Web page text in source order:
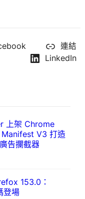
連結
LinkedIn
上架 Chrome
V3 打造
告攔截器
153.0：
登場